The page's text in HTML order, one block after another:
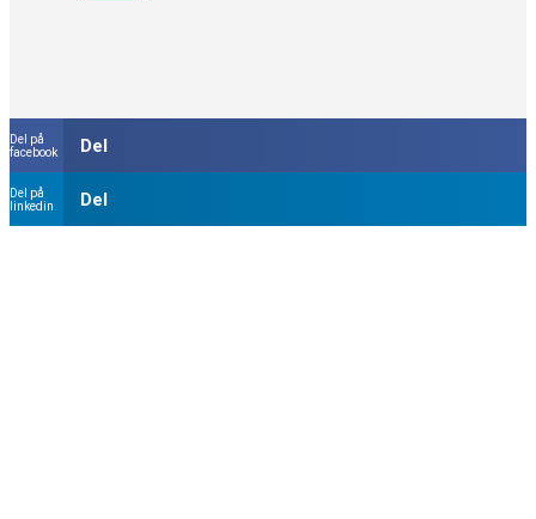
Del på
facebook
Del
Del på
linkedin
Del